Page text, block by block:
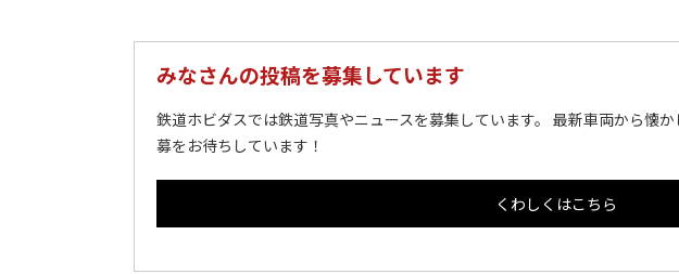
みなさんの投稿を募集しています
鉄道ホビダスでは鉄道写真やニュースを募集しています。 最新車両から懐
募をお待ちしています！
くわしくはこちら